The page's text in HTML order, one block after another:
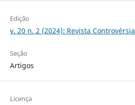
Edição
v. 20 n. 2 (2024): Revista Controvérsia
Seção
Artigos
Licença